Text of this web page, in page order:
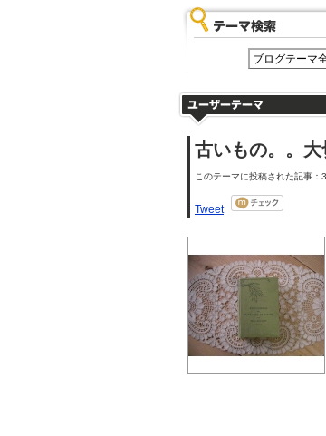
古いもの。。大
このテーマに投稿された記事
Tweet